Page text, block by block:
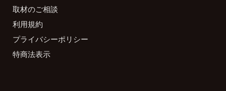
取材のご相談
利用規約
プライバシーポリシー
特商法表示